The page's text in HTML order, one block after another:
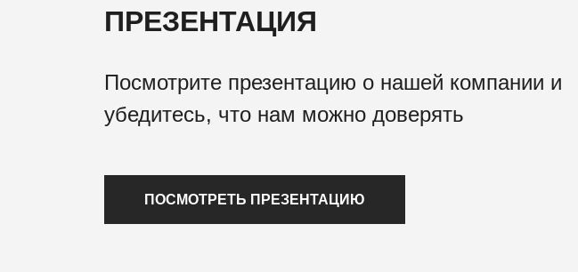
ПРЕЗЕНТАЦИЯ
Посмотрите презентацию о нашей компании и
убедитесь, что нам можно доверять
ПОСМОТРЕТЬ ПРЕЗЕНТАЦИЮ